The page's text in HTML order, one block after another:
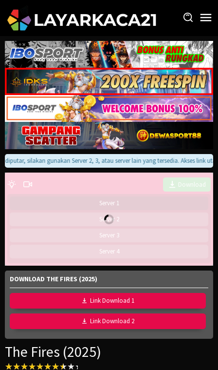
konten
silakan gunakan Server 2, 3, atau server lain yang tersedia. Akses link
Download
Server 1
Server 2
Server 3
Server 4
DOWNLOAD THE FIRES (2025)
Link Download 1
Link Download 2
The Fires (2025)